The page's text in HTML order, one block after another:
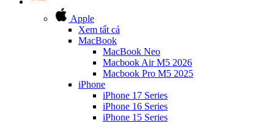
Apple
Xem tất cả
MacBook
MacBook Neo
Macbook Air M5 2026
Macbook Pro M5 2025
iPhone
iPhone 17 Series
iPhone 16 Series
iPhone 15 Series